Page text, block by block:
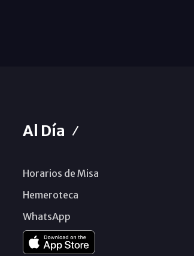
Al Día
Horarios de Misa
Hemeroteca
WhatsApp